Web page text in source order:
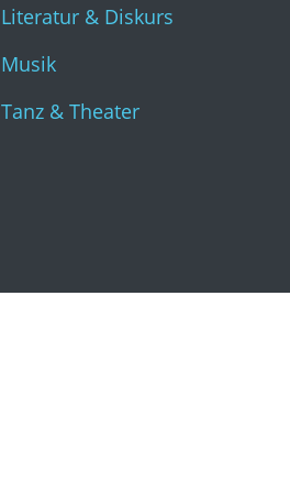
Literatur & Diskurs
Musik
Tanz & Theater